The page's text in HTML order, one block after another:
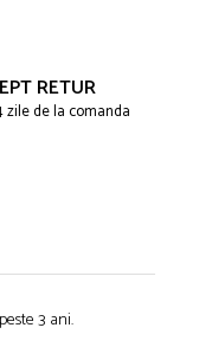
RETUR
zile de la comanda
3 ani.